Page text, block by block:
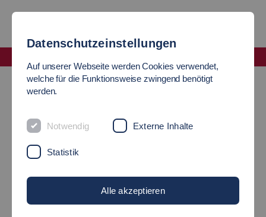
Outgoing Studierende
OUTGOING STUDIERENDE
AUSLANDSBEAUFTRAGER DER STUDIENGÄNGE
Datenschutzeinstellungen
Auf unserer Webseite werden Cookies verwendet,
welche für die Funktionsweise zwingend benötigt
werden.
Notwendig Externe Inhalte
Statistik
Alle akzeptieren